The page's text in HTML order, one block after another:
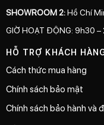
SHOWROOM 2:Hồ Chí
GIỜ HOẠT ĐỘNG: 9h30 –
HỖ TRỢ KHÁCH
Cách thức mua hàng
Chính sách bảo mật
Chính sách bảo hành và